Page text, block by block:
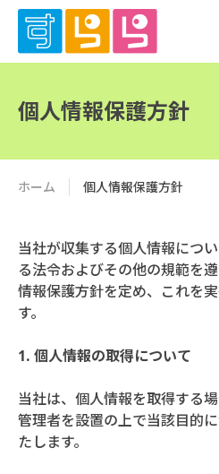
個人情報保護方針
ホーム 個人情報保護方針
当社が収集する個人情報につ
る法令およびその他の規範を
情報保護方針を定め、これを
す。
1. 個人情報の取得について
当社は、個人情報を取得する
管理者を設置の上で当該目的
たします。